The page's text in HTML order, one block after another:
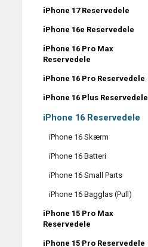
iPhone 17 Reservedele
iPhone 16e Reservedele
iPhone 16 Pro Max
Reservedele
iPhone 16 Pro Reservedele
iPhone 16 Plus Reservedele
iPhone 16 Reservedele
iPhone 16 Skærm
iPhone 16 Batteri
iPhone 16 Small Parts
iPhone 16 Bagglas (Pull)
iPhone 15 Pro Max
Reservedele
iPhone 15 Pro Reservedele